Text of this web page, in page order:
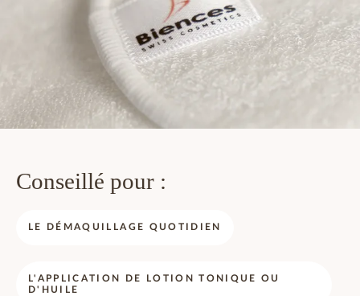
Conseillé pour :
LE DÉMAQUILLAGE QUOTIDIEN
L'APPLICATION DE LOTION TONIQUE OU
D'HUILE